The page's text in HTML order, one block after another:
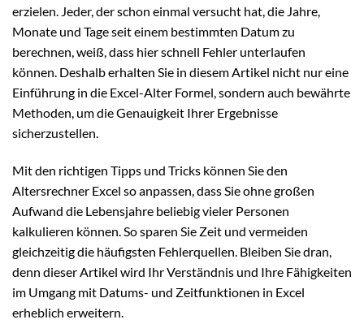
erzielen. Jeder, der schon einmal versucht hat, die Jahre,
Monate und Tage seit einem bestimmten Datum zu
berechnen, weiß, dass hier schnell Fehler unterlaufen
können. Deshalb erhalten Sie in diesem Artikel nicht nur eine
Einführung in die Excel-Alter Formel, sondern auch bewährte
Methoden, um die Genauigkeit Ihrer Ergebnisse
sicherzustellen.
Mit den richtigen Tipps und Tricks können Sie den
Altersrechner Excel so anpassen, dass Sie ohne großen
Aufwand die Lebensjahre beliebig vieler Personen
kalkulieren können. So sparen Sie Zeit und vermeiden
gleichzeitig die häufigsten Fehlerquellen. Bleiben Sie dran,
denn dieser Artikel wird Ihr Verständnis und Ihre Fähigkeiten
im Umgang mit Datums- und Zeitfunktionen in Excel
erheblich erweitern.